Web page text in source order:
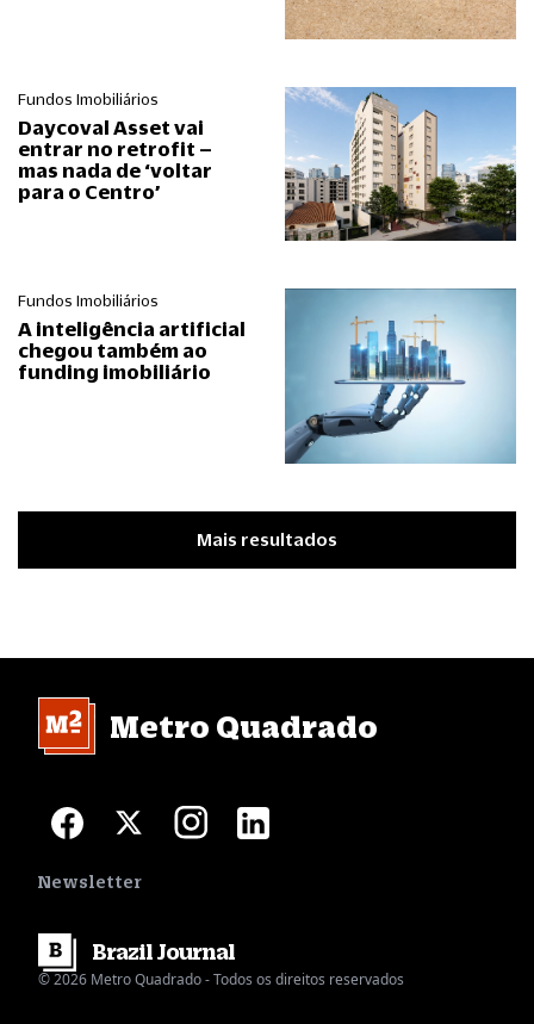
Fundos Imobiliários
Daycoval Asset vai
entrar no retrofit –
mas nada de ‘voltar
para o Centro’
Fundos Imobiliários
A inteligência artificial
chegou também ao
funding imobiliário
Mais resultados
Metro Quadrado
Newsletter
© 2026 Metro Quadrado - Todos os direitos reservados
BrazilJournal